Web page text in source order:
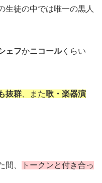
生徒の中では唯一の黒人
ェフかニコールくらい
抜群 、また歌・楽器演
間、
トークンと付き合っ